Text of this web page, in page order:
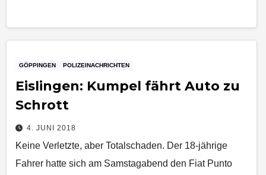
GÖPPINGEN POLIZEINACHRICHTEN
Eislingen: Kumpel fährt Auto zu
Schrott
4. JUNI 2018
Keine Verletzte, aber Totalschaden. Der 18-jährige
Fahrer hatte sich am Samstagabend den Fiat Punto